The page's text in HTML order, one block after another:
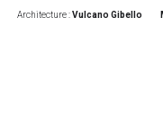
Architecture :Vulcano Gibello